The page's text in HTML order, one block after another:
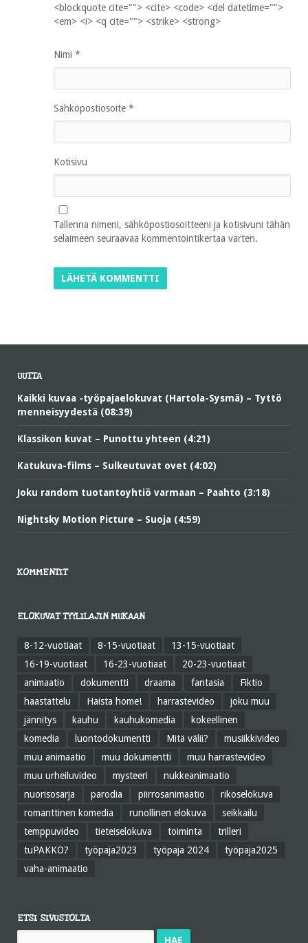
<blockquote cite=""> <cite> <code> <del datetime="">
<em> <i> <q cite=""> <strike> <strong>
Nimi *
Sähköpostiosoite *
Kotisivu
Tallenna nimeni, sähköpostiosoitteeni ja kotisivuni tähän
selaimeen seuraavaa kommentointikertaa varten.
UUTTA
Kaikki kuvaa -työpajaelokuvat (Hartola-Sysmä) – Tyttö
menneisyydestä (08:39)
Klassikon kuvat – Punottu yhteen (4:21)
Katukuva-films – Sulkeutuvat ovet (4:02)
Joku random tuotantoyhtiö varmaan – Paahto (3:18)
Nightsky Motion Picture – Suoja (4:59)
KOMMENTIT
ELOKUVAT TYYLILAJIN MUKAAN
8-12-vuotiaat 8-15-vuotiaat
13-15-vuotiaat
16-19-vuotiaat
16-23-vuotiaat
20-23-vuotiaat
animaatio
dokumentti draama fantasia
Fiktio
haastattelu
Haista home! harrastevideo
joku muu
jännitys
kauhu kauhukomedia
kokeellinen
komedia
luontodokumentti Mitä välii?
musiikkivideo
muu animaatio
muu dokumentti
muu harrastevideo
muu urheiluvideo
mysteeri
nukkeanimaatio
nuorisosarja
parodia piirrosanimaatio
rikoselokuva
romanttinen komedia
runollinen elokuva
seikkailu
temppuvideo
tieteiselokuva toiminta
trilleri
tuPAKKO?
työpaja2023 työpaja 2024
työpaja2025
vaha-animaatio
ETSI SIVUSTOLTA